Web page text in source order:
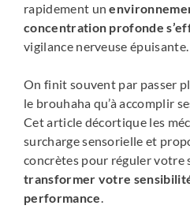
rapidement un
concentration profonde
vigilance nerveuse épuisante.
On finit souvent par passer
le brouhaha qu’à accomplir
Cet article décortique les
surcharge sensorielle et
concrètes pour réguler votre
transformer votre
performance.